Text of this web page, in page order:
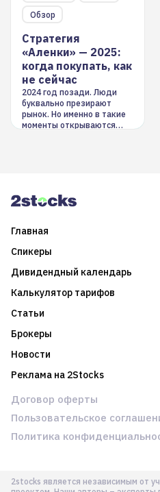
Обзор
Стратегия
«Аленки» — 2025:
когда покупать, как
не сейчас
2024 год позади. Люди
буквально презирают
рынок. Но именно в такие
моменты открываются
Главная
Спикеры
Дивидендный календарь
Калькулятор тарифов
Статьи
Брокеры
Новости
Реклама на 2Stocks
2stocks является независимым от
Договор оферты
Пользовательское
Политика